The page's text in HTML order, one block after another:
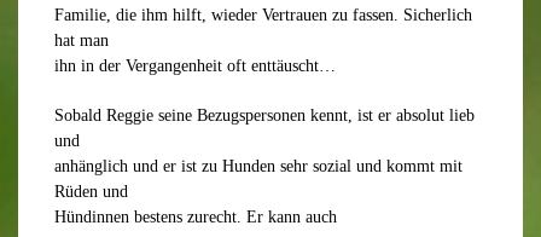
Familie, die ihm hilft, wieder Vertrauen zu fassen. Sicherlich
hat man
ihn in der Vergangenheit oft enttäuscht…
Sobald Reggie seine Bezugspersonen kennt, ist er absolut lieb
und
anhänglich und er ist zu Hunden sehr sozial und kommt mit
Rüden und
Hündinnen bestens zurecht. Er kann auch